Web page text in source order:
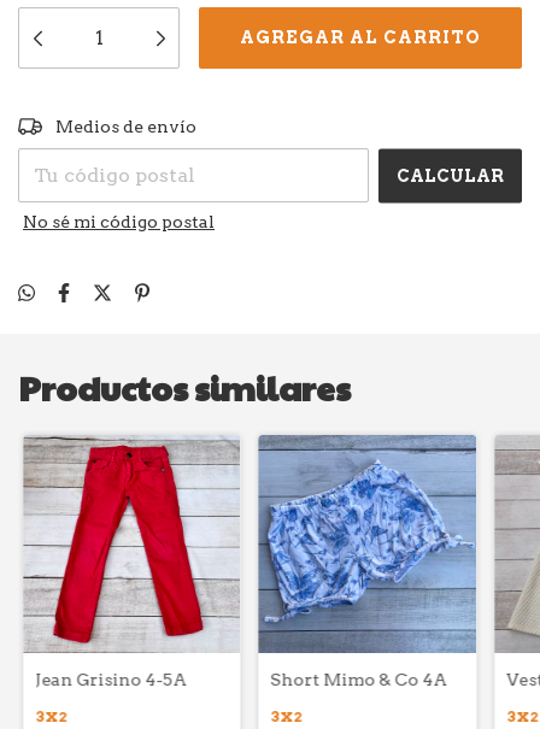
Entregas para el CP:
Medios de envío
CALCULAR
No sé mi código postal
Productos similares
Jean Grisino 4-5A
3X2
Short Mimo & Co 4A
3X2 3X2